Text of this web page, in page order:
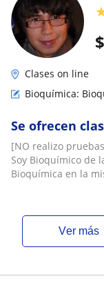
$
Clases on line
Bioquímica:
Se ofrecen
[NO realizo
Soy Bioquímico de
Bioquímica en la
ver más